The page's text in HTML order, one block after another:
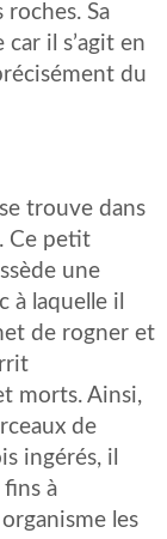
roches. Sa
il s’agit en
du
se trouve dans
Ce petit
une
à laquelle il
de rogner et
morts. Ainsi,
de
ingérés, il
à
les